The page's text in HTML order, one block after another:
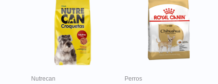
Nutrecan Perros